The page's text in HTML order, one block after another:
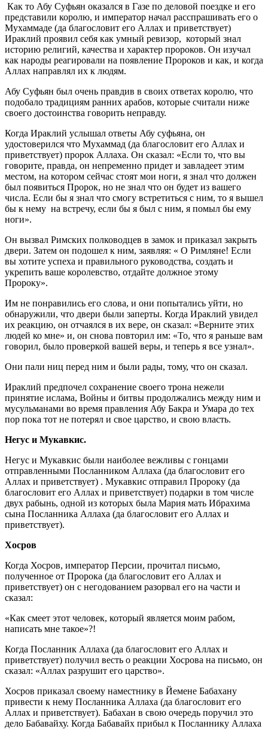
Как то Абу Суфьян оказался в Газе по деловой поездке и его
представили королю, и император начал расспрашивать его о
Мухаммаде (да благословит его Аллах и приветствует)
Ираклий проявил себя как умный ревизор, который знал
историю религий, качества и характер пророков. Он изучал
как народы реагировали на появление Пророков и как, и когда
Аллах направлял их к людям.
Абу Суфьян был очень правдив в своих ответах королю, что
подобало традициям ранних арабов, которые считали ниже
своего достоинства говорить неправду.
Когда Ираклий услышал ответы Абу суфьяна, он
удостоверился что Мухаммад (да благословит его Аллах и
приветствует) пророк Аллаха. Он сказал: «Если то, что вы
говорите, правда, он непременно придет и завладеет этим
местом, на котором сейчас стоят мои ноги, я знал что должен
был появиться Пророк, но не знал что он будет из вашего
числа. Если бы я знал что смогу встретиться с ним, то я вышел
бы к нему на встречу, если бы я был с ним, я помыл бы ему
ноги».
Он вызвал Римских полководцев в замок и приказал закрыть
двери. Затем он подошел к ним, заявляя: « О Римляне! Если
вы хотите успеха и правильного руководства, создать и
укрепить ваше королевство, отдайте должное этому
Пророку».
Им не понравились его слова, и они попытались уйти, но
обнаружили, что двери были заперты. Когда Ираклий увидел
их реакцию, он отчаялся в их вере, он сказал: «Верните этих
людей ко мне» и, он снова повторил им: «То, что я раньше вам
говорил, было проверкой вашей веры, и теперь я все узнал».
Они пали ниц перед ним и были рады, тому, что он сказал.
Ираклий предпочел сохранение своего трона нежели
принятие ислама, Войны и битвы продолжались между ним и
мусульманами во время правления Абу Бакра и Умара до тех
пор пока тот не потерял и свое царство, и свою власть.
Негус и Мукавкис.
Негус и Мукавкис были наиболее вежливы с гонцами
отправленными Посланником Аллаха (да благословит его
Аллах и приветствует) . Мукавкис отправил Пророку (да
благословит его Аллах и приветствует) подарки в том числе
двух рабынь, одной из которых была Мария мать Ибрахима
сына Посланника Аллаха (да благословит его Аллах и
приветствует).
Хосров
Когда Хосров, император Персии, прочитал письмо,
полученное от Пророка (да благословит его Аллах и
приветствует) он с негодованием разорвал его на части и
сказал:
«Как смеет этот человек, который является моим рабом,
написать мне такое»?!
Когда Посланник Аллаха (да благословит его Аллах и
приветствует) получил весть о реакции Хосрова на письмо, он
сказал: «Аллах разрушит его царство».
Хосров приказал своему наместнику в Йемене Бабахану
привести к нему Посланника Аллаха (да благословит его
Аллах и приветствует). Бабахан в свою очередь поручил это
дело Бабавайху. Когда Бабавайх прибыл к Посланнику Аллаха